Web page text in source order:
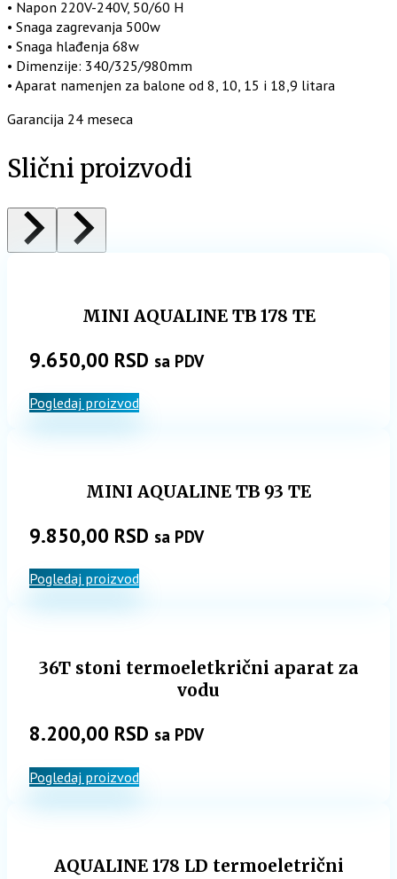
• Napon 220V-240V, 50/60 H
• Snaga zagrevanja 500w
• Snaga hlađenja 68w
• Dimenzije: 340/325/980mm
• Aparat namenjen za balone od 8, 10, 15 i 18,9 litara
Garancija 24 meseca
Slični proizvodi
MINI AQUALINE TB 178 TE
9.650,00 RSD sa PDV
Pogledaj proizvod
MINI AQUALINE TB 93 TE
9.850,00 RSD sa PDV
Pogledaj proizvod
36T stoni termoeletkrični aparat za
vodu
8.200,00 RSD sa PDV
Pogledaj proizvod
AQUALINE 178 LD termoeletrični